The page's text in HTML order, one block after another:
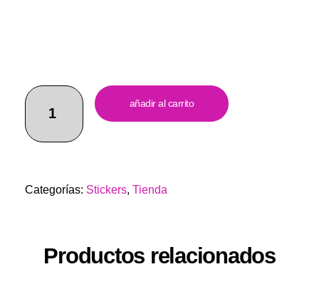
añadir al carrito
Categorías: Stickers, Tienda
Productos relacionados